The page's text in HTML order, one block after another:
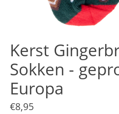
Kerst
Sokken -
Europa
€8,95